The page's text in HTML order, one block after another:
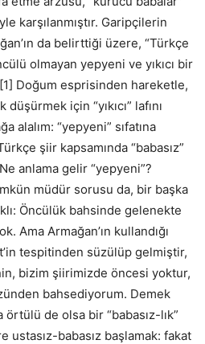
karşılanmıştır. Garipçilerin
da belirttiği üzere, “Türkçe
olmayan yepyeni ve yıkıcı bir
Doğum esprisinden hareketle,
için “yıkıcı” lafını
alalım: “yepyeni” sıfatına
şiir kapsamında “babasız”
anlama gelir “yepyeni”?
müdür sorusu da, bir başka
Öncülük bahsinde gelenekte
Ama Armağan’ın kullandığı
tespitinden süzülüp gelmiştir,
bizim şiirimizde öncesi yoktur,
bahsediyorum. Demek
de olsa bir “babasız-lık”
ustasız-babasız başlamak: fakat